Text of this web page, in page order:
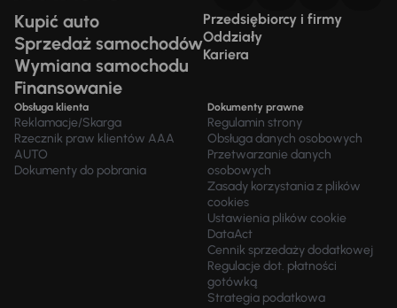
Kupić auto
Sprzedaż samochodów
Wymiana samochodu
Finansowanie
Przedsiębiorcy i firmy
Oddziały
Kariera
Obsługa klienta
Reklamacje/Skarga
Rzecznik praw klientów AAA
AUTO
Dokumenty do pobrania
Dokumenty prawne
Regulamin strony
Obsługa danych osobowych
Przetwarzanie danych
osobowych
Zasady korzystania z plików
cookies
Ustawienia plików cookie
DataAct
Cennik sprzedaży dodatkowej
Regulacje dot. płatności
gotówką
Strategia podatkowa